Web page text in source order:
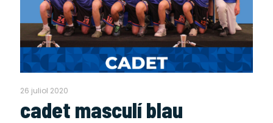
26 juliol 2020
cadet masculí blau